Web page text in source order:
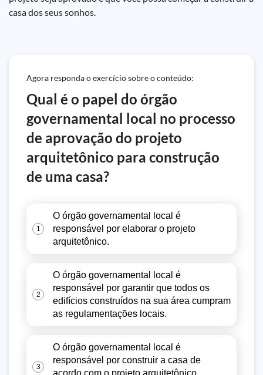
casa dos seus sonhos.
Agora responda o exercício sobre o conteúdo:
Qual é o papel do órgão
governamental local no processo
de aprovação do projeto
arquitetônico para construção
de uma casa?
1
O órgão governamental local é
responsável por elaborar o projeto
arquitetônico.
2
O órgão governamental local é
responsável por garantir que todos os
edifícios construídos na sua área cumpram
as regulamentações locais.
3
O órgão governamental local é
responsável por construir a casa de
acordo com o projeto arquitetônico